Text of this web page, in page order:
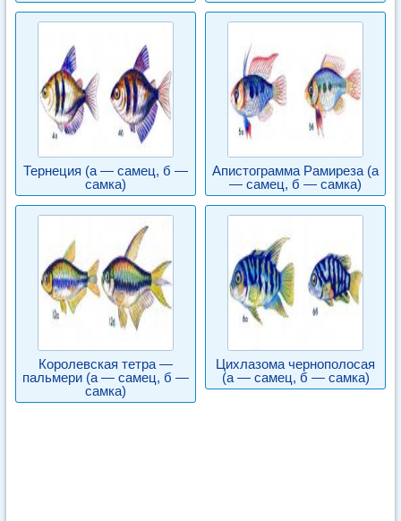
Тернеция (а — самец, б —
самка)
Апистограмма Рамиреза (а
— самец, б — самка)
Королевская тетра —
пальмери (а — самец, б —
самка)
Цихлазома чернополосая
(а — самец, б — самка)